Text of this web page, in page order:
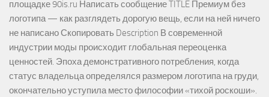
площадке 90is.ru Написать сообщение TITLE Премиум без
логотипа — как разглядеть дорогую вещь, если на ней ничего
не написано Скопировать Description В современной
индустрии моды происходит глобальная переоценка
ценностей. Эпоха демонстративного потребления, когда
статус владельца определялся размером логотипа на груди,
окончательно уступила место философии «тихой роскоши».